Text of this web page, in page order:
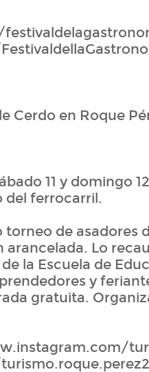
Cerdo en Roque
11 y domingo
del ferrocarril.
torneo de asadores
Lo
la Escuela de
y
gratuita.